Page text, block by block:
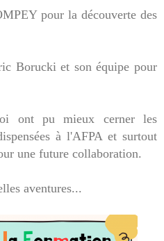
pour la découverte des
Borucki et son équipe pour
ont pu mieux cerner les
à l'AFPA et surtout
une future collaboration.
aventures...